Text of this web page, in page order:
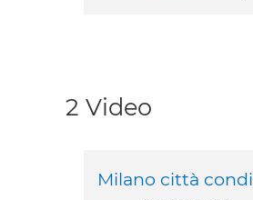
2 Video
Milano città